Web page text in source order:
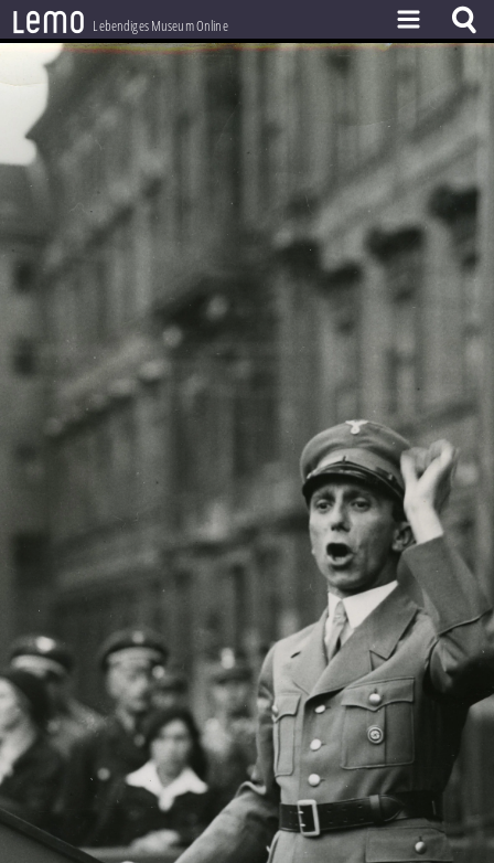
lemo Lebendiges Museum Online
ZEITSTRAHL
THEMEN
ZEITZEUGEN
BESTAND
LERNEN
PROJEKT